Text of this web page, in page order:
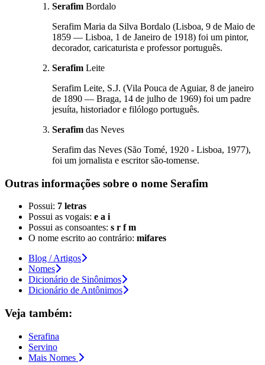
Serafim Bordalo
Serafim Maria da Silva Bordalo (Lisboa, 9 de Maio de
1859 — Lisboa, 1 de Janeiro de 1918) foi um pintor,
decorador, caricaturista e professor português.
Serafim Leite
Serafim Leite, S.J. (Vila Pouca de Aguiar, 8 de janeiro
de 1890 — Braga, 14 de julho de 1969) foi um padre
jesuíta, historiador e filólogo português.
Serafim das Neves
Serafim das Neves (São Tomé, 1920 - Lisboa, 1977),
foi um jornalista e escritor são-tomense.
Outras informações sobre o nome Serafim
Possui: 7 letras
Possui as vogais: e a i
Possui as consoantes: s r f m
O nome escrito ao contrário: mifares
Blog / Artigos
Nomes
Dicionário de Sinônimos
Dicionário de Antônimos
Veja também:
Serafina
Servino
Mais Nomes